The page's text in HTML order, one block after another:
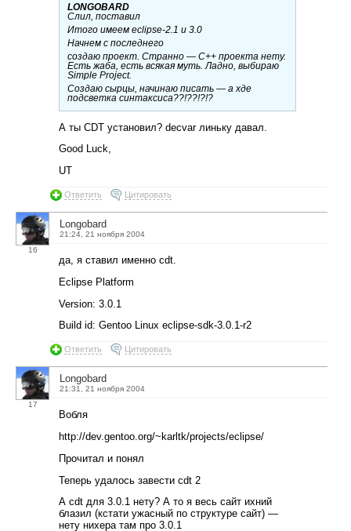
LONGOBARD
Слил, поставил
Итого имеем eclipse-2.1 и 3.0
Начнем с последнего
создаю проект. Странно — С++ проекта нету.
Есть жаба, есть всякая муть. Ладно, выбираю
Simple Project.
Создаю сырцы, начинаю писать — а хде
подсветка синтаксиса??!??!?!?
А ты CDT установил? decvar линьку давал.
Good Luck,
UT
Ответить Цитировать
16
Longobard
21:24, 21 ноября 2004
да, я ставил именно cdt.
Eclipse Platform
Version: 3.0.1
Build id: Gentoo Linux eclipse-sdk-3.0.1-r2
Ответить Цитировать
17
Longobard
21:31, 21 ноября 2004
Вобля
http://dev.gentoo.org/~karltk/projects/eclipse/
Прочитал и понял
Теперь удалось завести cdt 2
А cdt для 3.0.1 нету? А то я весь сайт ихний
блазил (кстати ужасный по структуре сайт) —
нету нихера там про 3.0.1